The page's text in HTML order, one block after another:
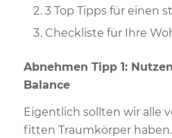
3 Top Tipps für einen
Checkliste für Ihre
Abnehmen Tipp 1:
Balance
Eigentlich sollten wir alle
fitten Traumkörper